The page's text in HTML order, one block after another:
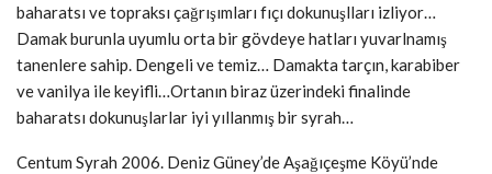
baharatsı ve topraksı çağrışımları fıçı dokunuşlları izliyor…
Damak burunla uyumlu orta bir gövdeye hatları yuvarlnamış
tanenlere sahip. Dengeli ve temiz… Damakta tarçın, karabiber
ve vanilya ile keyifli…Ortanın biraz üzerindeki finalinde
baharatsı dokunuşlarlar iyi yıllanmış bir syrah…
Centum Syrah 2006. Deniz Güney’de Aşağıçeşme Köyü’nde